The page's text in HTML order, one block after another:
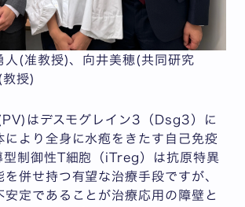
人(准教授)、向井美穂(共同研究
授)
はデスモグレイン3（Dsg3）に
により全身に水疱をきたす自己免疫
型制御性T細胞（iTreg）は抗原特異
併せ持つ有望な治療手段ですが、
安定であることが治療応用の障壁と